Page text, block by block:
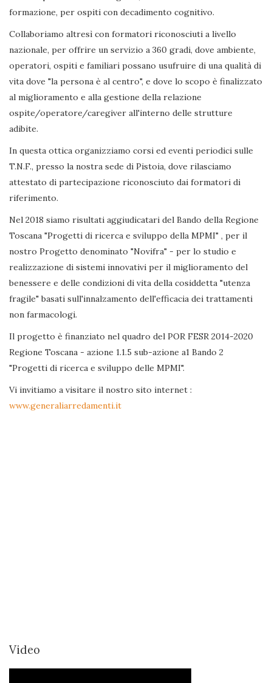
formazione, per ospiti con decadimento cognitivo.
Collaboriamo altresì con formatori riconosciuti a livello
nazionale, per offrire un servizio a 360 gradi, dove ambiente,
operatori, ospiti e familiari possano usufruire di una qualità di
vita dove "la persona è al centro", e dove lo scopo è finalizzato
al miglioramento e alla gestione della relazione
ospite/operatore/caregiver all'interno delle strutture
adibite.
In questa ottica organizziamo corsi ed eventi periodici sulle
T.N.F., presso la nostra sede di Pistoia, dove rilasciamo
attestato di partecipazione riconosciuto dai formatori di
riferimento.
Nel 2018 siamo risultati aggiudicatari del Bando della Regione
Toscana "Progetti di ricerca e sviluppo della MPMI" , per il
nostro Progetto denominato "Novifra" - per lo studio e
realizzazione di sistemi innovativi per il miglioramento del
benessere e delle condizioni di vita della cosiddetta "utenza
fragile" basati sull'innalzamento dell'efficacia dei trattamenti
non farmacologi.
Il progetto è finanziato nel quadro del POR FESR 2014-2020
Regione Toscana - azione 1.1.5 sub-azione a1 Bando 2
"Progetti di ricerca e sviluppo delle MPMI".
Vi invitiamo a visitare il nostro sito internet :
www.generaliarredamenti.it
Video